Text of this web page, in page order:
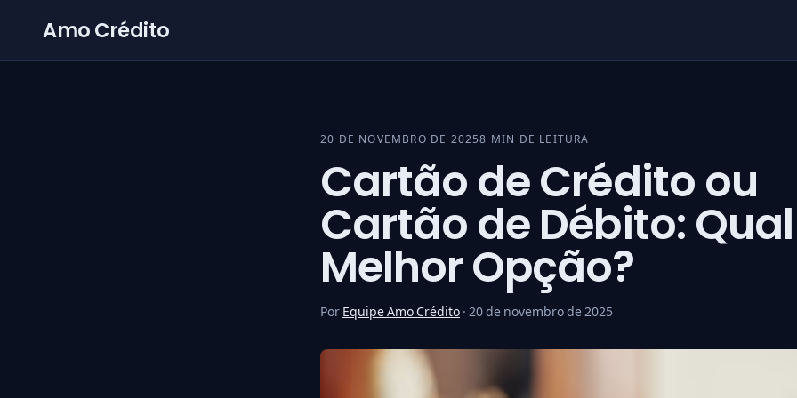
Amo Crédito
20 DE NOVEMBRO DE 20258 MIN DE LEITURA
Cartão de Crédito ou
Cartão de Débito:
Melhor Opção?
Por Equipe Amo Crédito · 20 de novembro de 2025